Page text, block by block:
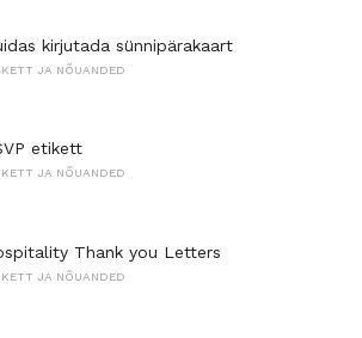
kirjutada sünnipärakaart
JA NÕUANDED
etikett
JA NÕUANDED
Thank you Letters
JA NÕUANDED